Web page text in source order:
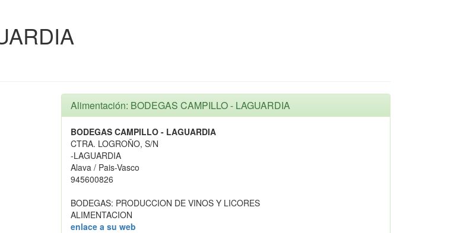
Alimentación: BODEGAS CAMPILLO - LAGUARDIA
BODEGAS CAMPILLO - LAGUARDIA
CTRA. LOGROÑO, S/N
-LAGUARDIA
Alava / Pais-Vasco
945600826
BODEGAS: PRODUCCION DE VINOS Y LICORES
ALIMENTACION
enlace a su web